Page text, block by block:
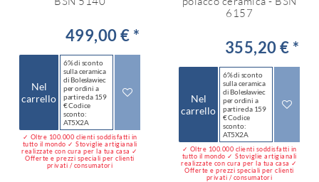
499,00 € *
Nel
carrello
6% di sconto
sulla ceramica
di Bolesławiec
per ordini a
partire da 159
€ Codice
sconto:
AT5X2A
✓ Oltre 100.000 clienti soddisfatti in
tutto il mondo ✓ Stoviglie artigianali
realizzate con cura per la tua casa ✓
Offerte e prezzi speciali per clienti
privati / consumatori
6157
355,20 € *
Nel
carrello
6% di sconto
sulla ceramica
di Bolesławiec
per ordini a
partire da 159
€ Codice
sconto:
AT5X2A
✓ Oltre 100.000 clienti soddisfatti in
tutto il mondo ✓ Stoviglie artigianali
realizzate con cura per la tua casa ✓
Offerte e prezzi speciali per clienti
privati / consumatori